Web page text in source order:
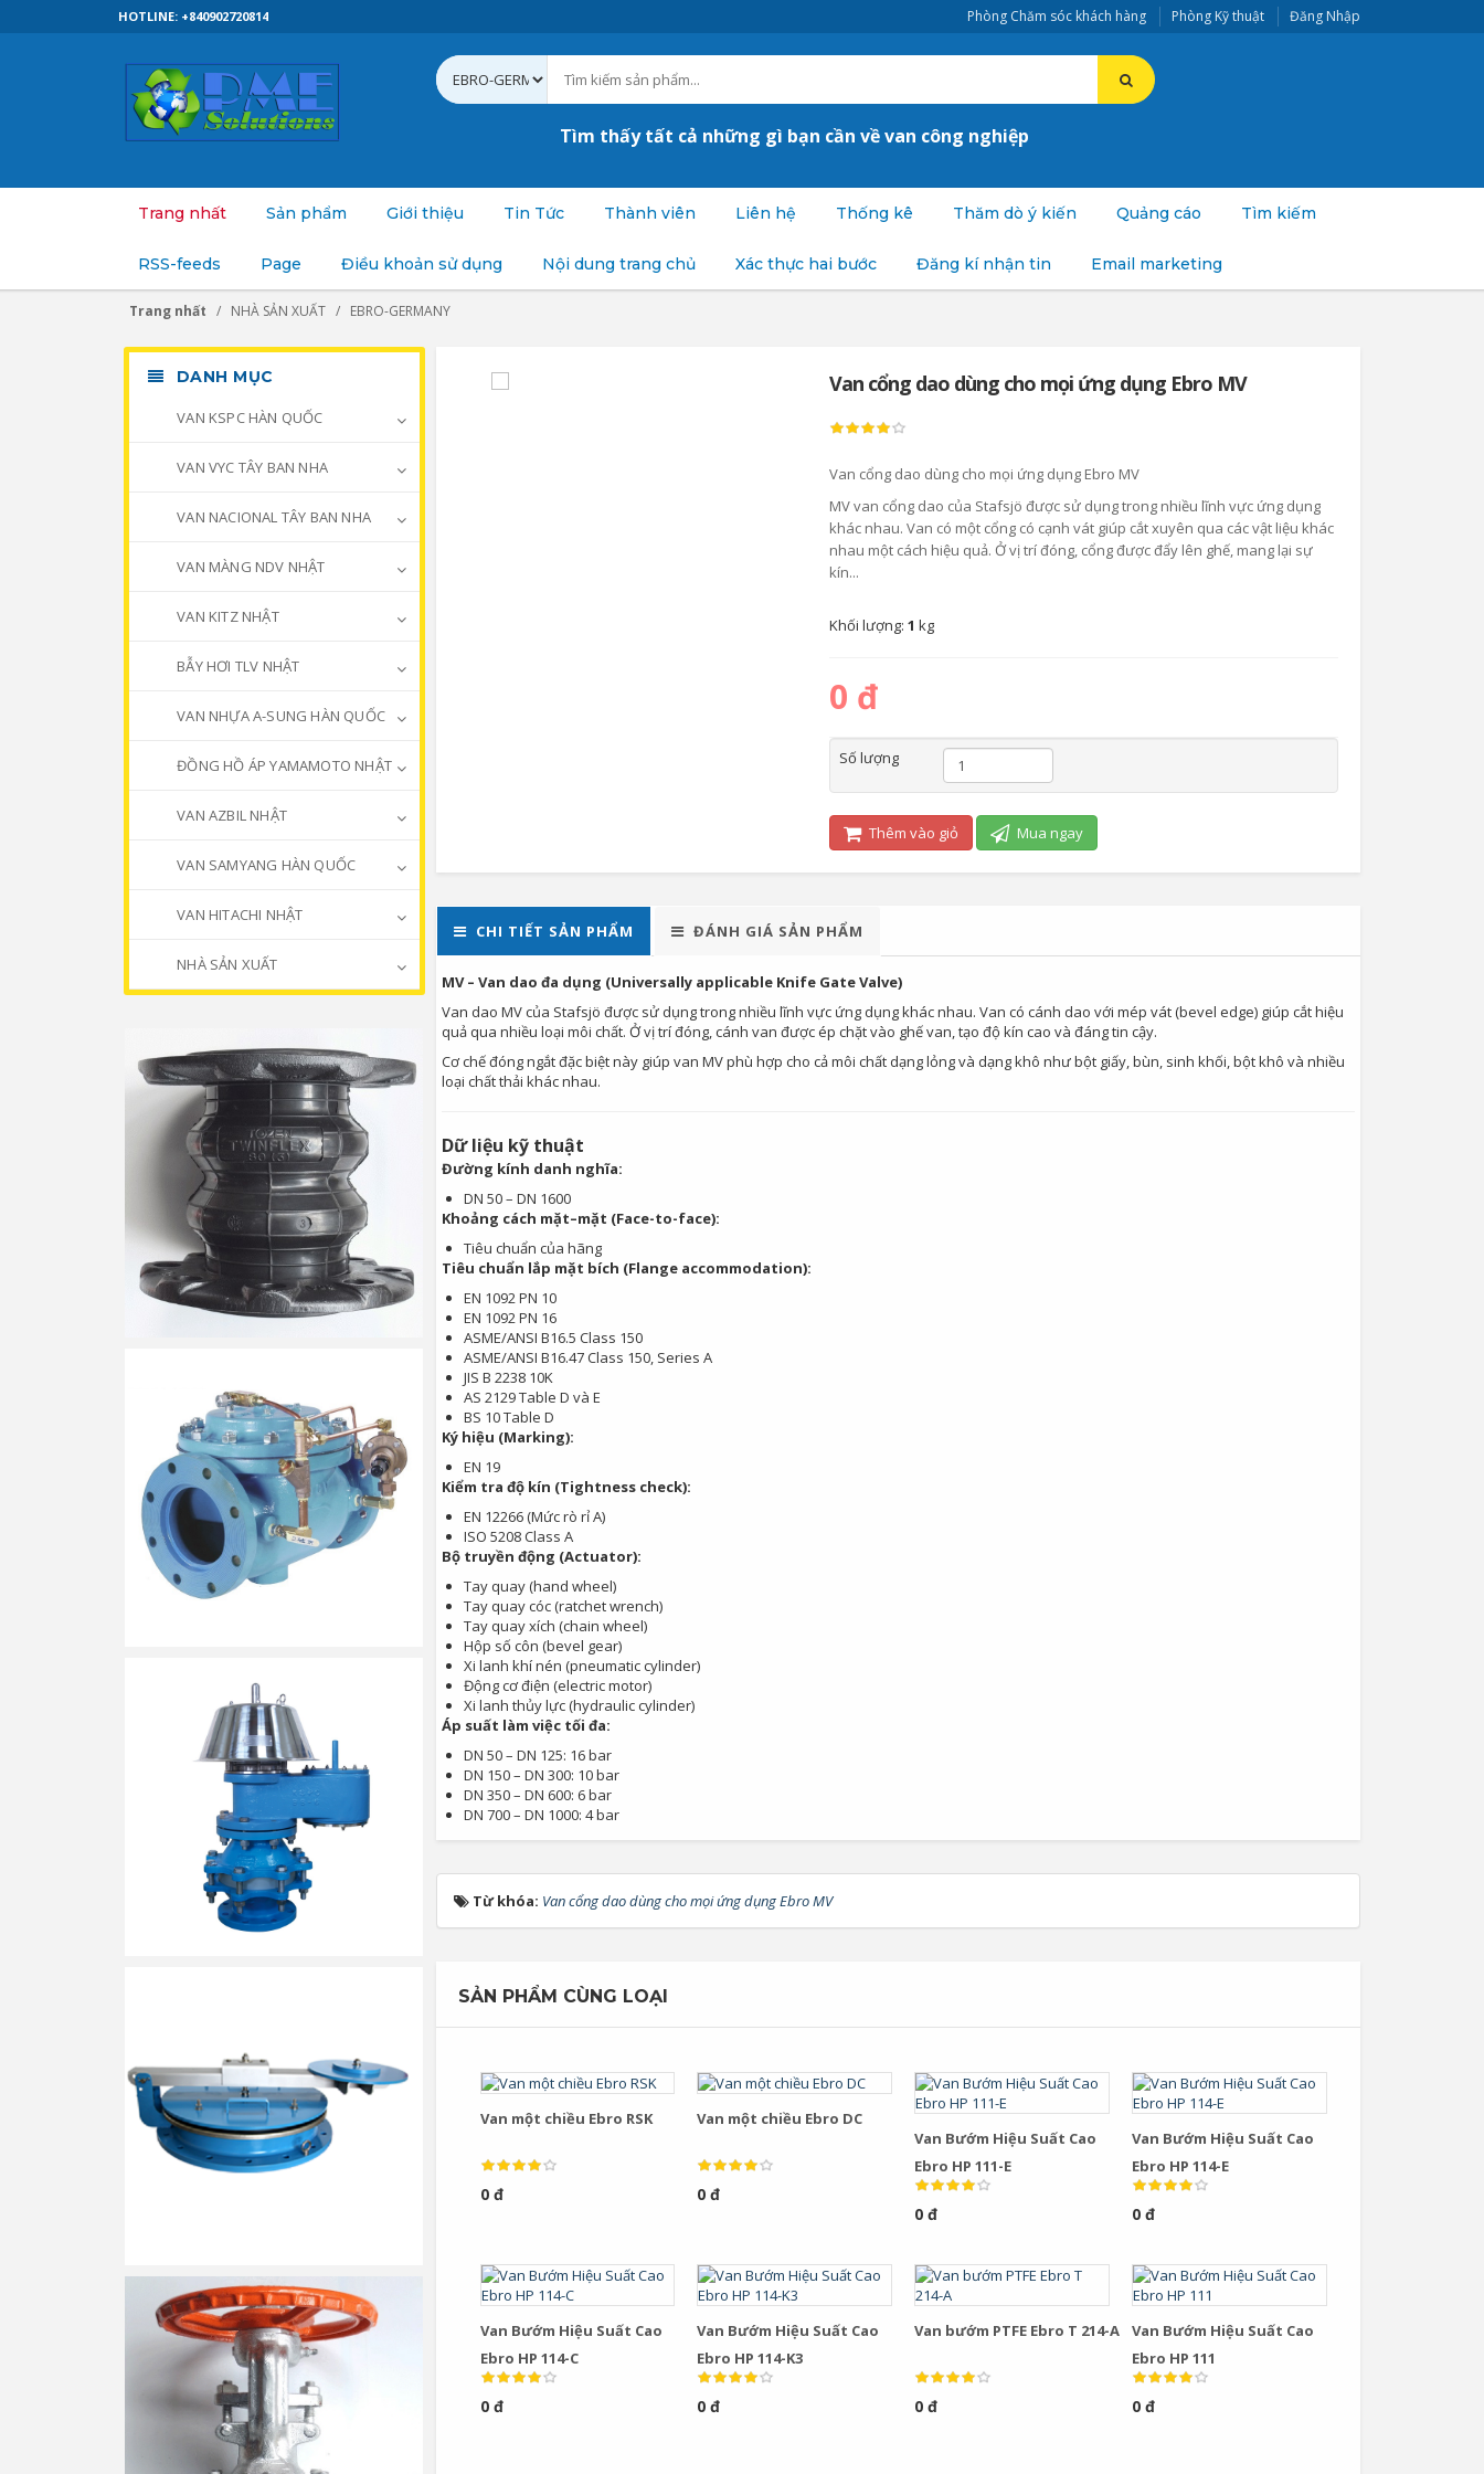
Phòng Chăm sóc khách hàng Phòng Kỹ thuật Đăng Nhập
HOTLINE: +840902720814
Tìm thấy tất cả những gì bạn cần về van công nghiệp
Trang nhất Sản phẩm Giới thiệu Tin Tức Thành viên Liên hệ Thống kê Thăm dò ý kiến Quảng cáo Tìm kiếm
RSS-feeds Page Điều khoản sử dụng Nội dung trang chủ Xác thực hai bước Đăng kí nhận tin Email marketing
Trang nhất NHÀ SẢN XUẤT EBRO-GERMANY
Van cổng dao dùng cho mọi ứng dụng Ebro MV
Van cổng dao dùng cho mọi ứng dụng Ebro MV
MV van cổng dao của Stafsjö được sử dụng trong nhiều lĩnh vực ứng dụng
khác nhau. Van có một cổng có cạnh vát giúp cắt xuyên qua các vật liệu khác
nhau một cách hiệu quả. Ở vị trí đóng, cổng được đẩy lên ghế, mang lại sự
kín...
Khối lượng: 1 kg
0 đ
Số lượng
Thêm vào giỏ Mua ngay
CHI TIẾT SẢN PHẨM ĐÁNH GIÁ SẢN PHẨM
MV – Van dao đa dụng (Universally applicable Knife Gate Valve)
Van dao MV của Stafsjö được sử dụng trong nhiều lĩnh vực ứng dụng khác nhau. Van có cánh dao với mép vát (bevel edge) giúp cắt hiệu
quả qua nhiều loại môi chất. Ở vị trí đóng, cánh van được ép chặt vào ghế van, tạo độ kín cao và đáng tin cậy.
Cơ chế đóng ngắt đặc biệt này giúp van MV phù hợp cho cả môi chất dạng lỏng và dạng khô như bột giấy, bùn, sinh khối, bột khô và nhiều
loại chất thải khác nhau.
Dữ liệu kỹ thuật
Đường kính danh nghĩa:
DN 50 – DN 1600
Khoảng cách mặt–mặt (Face-to-face):
Tiêu chuẩn của hãng
Tiêu chuẩn lắp mặt bích (Flange accommodation):
EN 1092 PN 10
EN 1092 PN 16
ASME/ANSI B16.5 Class 150
ASME/ANSI B16.47 Class 150, Series A
JIS B 2238 10K
AS 2129 Table D và E
BS 10 Table D
Ký hiệu (Marking):
EN 19
Kiểm tra độ kín (Tightness check):
EN 12266 (Mức rò rỉ A)
ISO 5208 Class A
Bộ truyền động (Actuator):
Tay quay (hand wheel)
Tay quay cóc (ratchet wrench)
Tay quay xích (chain wheel)
Hộp số côn (bevel gear)
Xi lanh khí nén (pneumatic cylinder)
Động cơ điện (electric motor)
Xi lanh thủy lực (hydraulic cylinder)
Áp suất làm việc tối đa:
DN 50 – DN 125: 16 bar
DN 150 – DN 300: 10 bar
DN 350 – DN 600: 6 bar
DN 700 – DN 1000: 4 bar
Từ khóa: Van cổng dao dùng cho mọi ứng dụng Ebro MV
SẢN PHẨM CÙNG LOẠI
Van một chiều Ebro RSK
0 đ
Van một chiều Ebro DC
0 đ
Van Bướm Hiệu Suất Cao
Ebro HP 111-E
0 đ
Van Bướm Hiệu Suất Cao
Ebro HP 114-E
0 đ
Van Bướm Hiệu Suất Cao
Ebro HP 114-C
0 đ
Van Bướm Hiệu Suất Cao
Ebro HP 114-K3
0 đ
Van bướm PTFE Ebro T 214-A
0 đ
Van Bướm Hiệu Suất Cao
Ebro HP 111
0 đ
DANH MỤC
VAN KSPC HÀN QUỐC
VAN VYC TÂY BAN NHA
VAN NACIONAL TÂY BAN NHA
VAN MÀNG NDV NHẬT
VAN KITZ NHẬT
BẪY HƠI TLV NHẬT
VAN NHỰA A-SUNG HÀN QUỐC
ĐỒNG HỒ ÁP YAMAMOTO NHẬT
VAN AZBIL NHẬT
VAN SAMYANG HÀN QUỐC
VAN HITACHI NHẬT
NHÀ SẢN XUẤT